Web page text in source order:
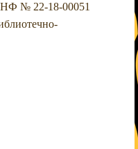
№ 22-18-00051